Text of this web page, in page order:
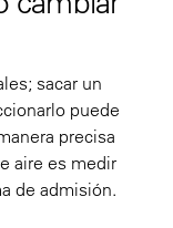
sacar un
puede
precisa
aire es medir
de admisión.